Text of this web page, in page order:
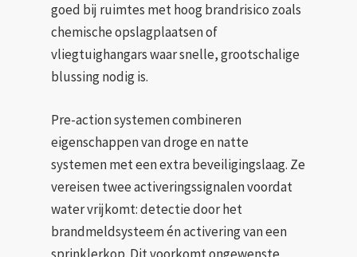
goed bij ruimtes met hoog brandrisico zoals
chemische opslagplaatsen of
vliegtuighangars waar snelle, grootschalige
blussing nodig is.
Pre-action systemen combineren
eigenschappen van droge en natte
systemen met een extra beveiligingslaag. Ze
vereisen twee activeringssignalen voordat
water vrijkomt: detectie door het
brandmeldsysteem én activering van een
sprinklerkop. Dit voorkomt ongewenste